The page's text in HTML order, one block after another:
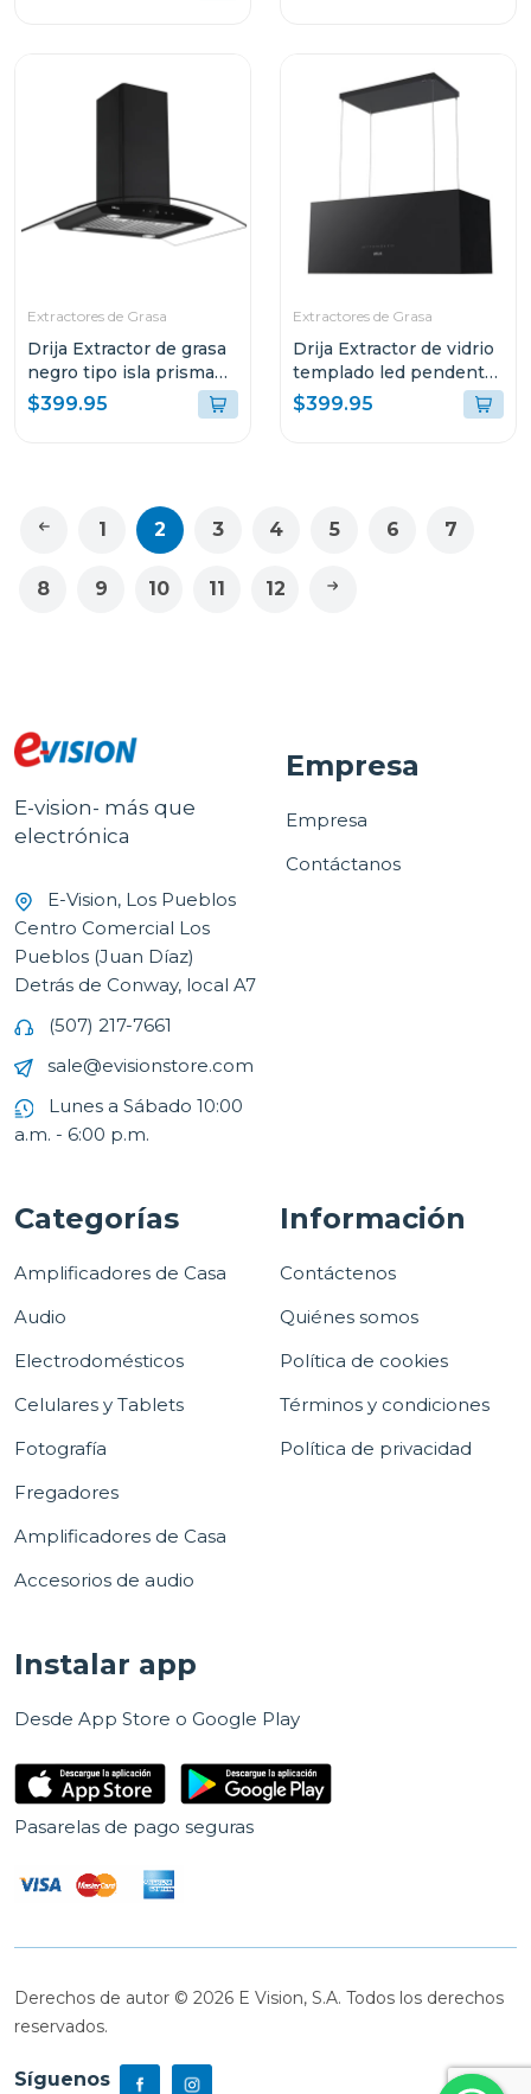
Extractores de Grasa
Drija Extractor de grasa
negro tipo isla prisma
touch 90
$399.95
Extractores de Grasa
Drija Extractor de vidrio
templado led pendente
90
$399.95
1 2 3 4 5 6 7
8 9 10 11 12
E-vision- más que
electrónica
E-Vision, Los Pueblos
Centro Comercial Los
Pueblos (Juan Díaz)
Detrás de Conway, local A7
(507) 217-7661
sale@evisionstore.com
Lunes a Sábado 10:00
a.m. - 6:00 p.m.
Empresa
Empresa
Contáctanos
Categorías
Amplificadores de Casa
Audio
Electrodomésticos
Celulares y Tablets
Fotografía
Fregadores
Amplificadores de Casa
Accesorios de audio
Información
Contáctenos
Quiénes somos
Política de cookies
Términos y condiciones
Política de privacidad
Instalar app
Desde App Store o Google Play
Pasarelas de pago seguras
Derechos de autor © 2026 E Vision, S.A. Todos los derechos
reservados.
Síguenos